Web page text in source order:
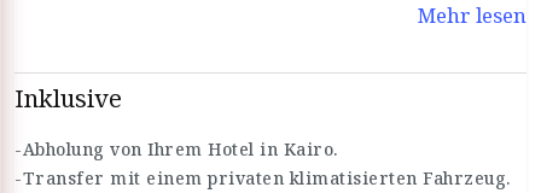
Mehr lesen
Inklusive
-Abholung von Ihrem Hotel in Kairo.
-Transfer mit einem privaten klimatisierten Fahrzeug.